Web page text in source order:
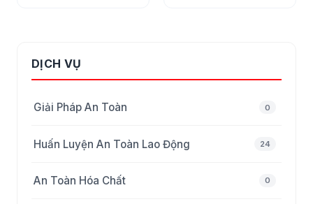
DỊCH VỤ
Giải Pháp An Toàn 0
Huấn Luyện An Toàn Lao Động 24
An Toàn Hóa Chất 0